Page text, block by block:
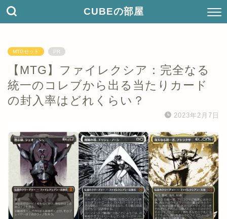
CUBEの部屋
MTGセット PR
【MTG】ファイレクシア：完全なる
統一のコレブから出る当たりカード
の封入率はどれくらい？
2023年2月7日